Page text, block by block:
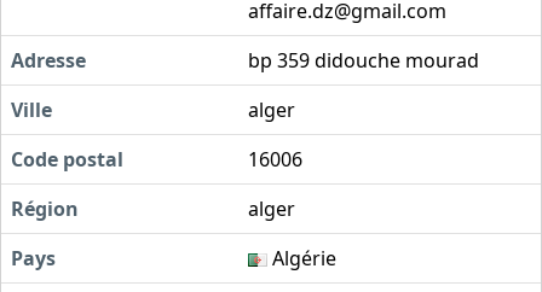
affaire.dz@gmail.com
Adresse
bp 359 didouche mourad
Ville
alger
Code postal
16006
Région
alger
Pays
Algérie